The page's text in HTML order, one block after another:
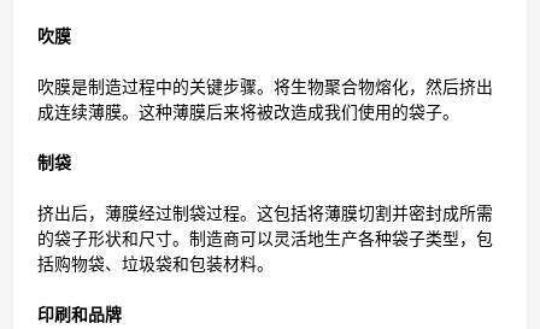
吹膜
吹膜是制造过程中的关键步骤。将生物聚合物熔化，然后挤出
成连续薄膜。这种薄膜后来将被改造成我们使用的袋子。
制袋
挤出后，薄膜经过制袋过程。这包括将薄膜切割并密封成所需
的袋子形状和尺寸。制造商可以灵活地生产各种袋子类型，包
括购物袋、垃圾袋和包装材料。
印刷和品牌